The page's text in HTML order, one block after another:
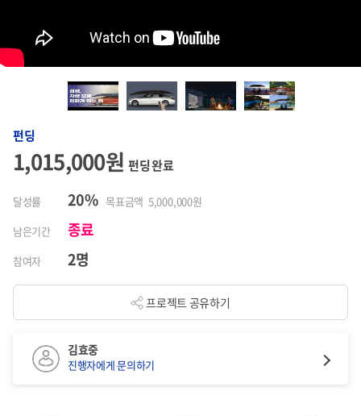
펀딩
1,015,000원펀딩 완료
달성률 20% 목표금액 5,000,000원
남은기간
종료
참여자 2명
프로젝트 공유하기
김효중
진행자에게 문의하기